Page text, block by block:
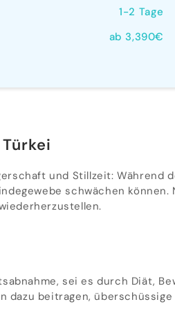
1-2 Tage
ab 3,390€
und Stillzeit:
schwächen
sei es durch Diät,
dazu beitragen,